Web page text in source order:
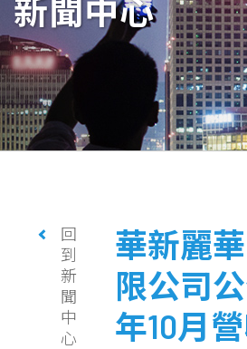
新聞中心
回
到
新
聞
中
心
華新麗
限公司
年10月